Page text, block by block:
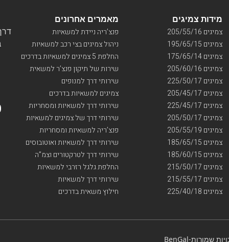
דרך
מאמרים אחרונים
פנצ’ריה ניידת למשאיות
ניהול צמיגים בצי רכב למשאיות
החלפת 5 צמיגים למשאיות בדרכים
שירות של תיקון פנצ’ר למשאית
שירותי דרך למנופים
צמיגים למשאיות בדרכים
שירותי דרך למשאיות ומסחריות
שירותי דרך של צמיגים למשאיות
פנצ’ריה למשאיות ומסחריות
שירותי דרך למשאיות ואוטובוסים
שירותי דרך לטרקטורים וצמ”ה
החלפת גלגל רזרבי למשאיות
שירותי דרך למשאיות
חילוץ משאית בדרכים
מידות צמיגים
צמיגים 205/55/16
צמיגים 195/65/15
צמיגים 175/65/14
צמיגים 205/60/16
צמיגים 225/50/17
צמיגים 205/45/17
צמיגים 225/45/17
צמיגים 205/50/17
צמיגים 205/55/19
צמיגים 185/65/15
צמיגים 185/60/15
צמיגים 215/50/17
צמיגים 215/55/17
צמיגים 225/40/18